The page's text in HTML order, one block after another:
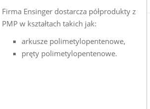
Firma Ensinger dostarcza półprodukty z
PMP w kształtach takich jak:
arkusze polimetylopentenowe,
pręty polimetylopentenowe.